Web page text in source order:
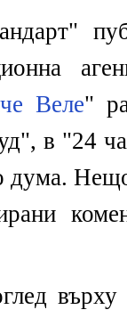
Веле"
в "24
дума.
върху